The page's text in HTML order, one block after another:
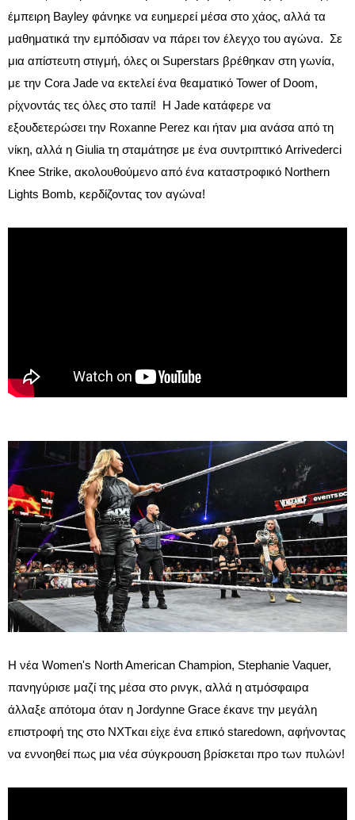
έμπειρη Bayley φάνηκε να ευημερεί μέσα στο χάος, αλλά τα
μαθηματικά την εμπόδισαν να πάρει τον έλεγχο του αγώνα. Σε
μια απίστευτη στιγμή, όλες οι Superstars βρέθηκαν στη γωνία,
με την Cora Jade να εκτελεί ένα θεαματικό Tower of Doom,
ρίχνοντάς τες όλες στο ταπί! Η Jade κατάφερε να
εξουδετερώσει την Roxanne Perez και ήταν μια ανάσα από τη
νίκη, αλλά η Giulia τη σταμάτησε με ένα συντριπτικό Arrivederci
Knee Strike, ακολουθούμενο από ένα καταστροφικό Northern
Lights Bomb, κερδίζοντας τον αγώνα!
Η νέα Women's North American Champion, Stephanie Vaquer,
πανηγύρισε μαζί της μέσα στο ρινγκ, αλλά η ατμόσφαιρα
άλλαξε απότομα όταν η Jordynne Grace έκανε την μεγάλη
επιστροφή της στο NXTκαι είχε ένα επικό staredown, αφήνοντας
να εννοηθεί πως μια νέα σύγκρουση βρίσκεται προ των πυλών!